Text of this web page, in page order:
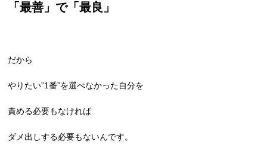
「最善」で「最良」
だから
やりたい”1番”を選べなかった自分を
責める必要もなければ
ダメ出しする必要もないんです。